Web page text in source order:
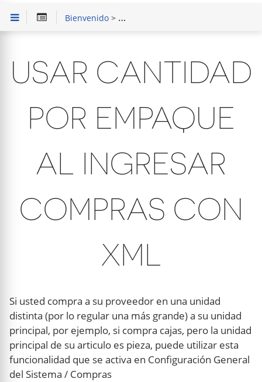
Bienvenido> SAIT Punto de Venta Básico
USAR CANTIDAD
POR EMPAQUE
AL INGRESAR
COMPRAS CON
XML
Si usted compra a su proveedor en una unidad
distinta (por lo regular una más grande) a su unidad
principal, por ejemplo, si compra cajas, pero la unidad
principal de su articulo es pieza, puede utilizar esta
funcionalidad que se activa en Configuración General
del Sistema / Compras